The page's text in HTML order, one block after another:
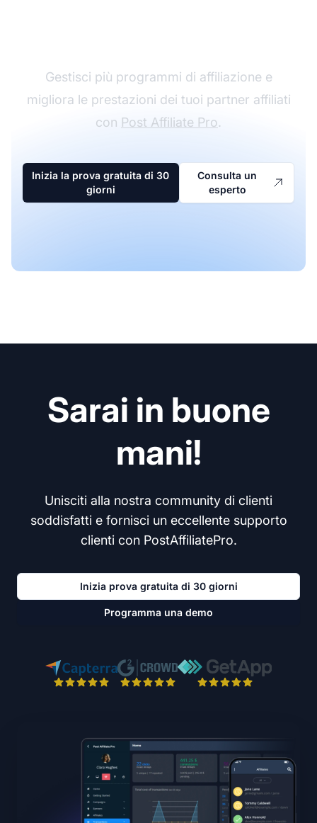
Gestisci più programmi di affiliazione e
migliora le prestazioni dei tuoi partner affiliati
con Post Affiliate Pro.
Inizia la prova gratuita di 30
giorni
Consulta un
esperto
Sarai in buone
mani!
Unisciti alla nostra community di clienti
soddisfatti e fornisci un eccellente supporto
clienti con PostAffiliatePro.
Inizia prova gratuita di 30 giorni
Programma una demo